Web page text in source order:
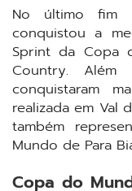
No último fim
conquistou a
Sprint da Copa
Country.
conquistaram
realizada em Val
também
Mundo de Para
Copa do